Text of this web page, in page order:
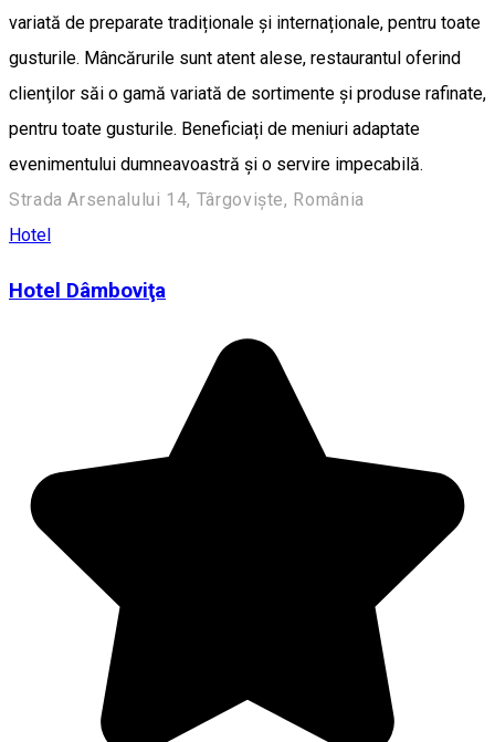
variată de preparate tradiționale și internaționale, pentru toate
gusturile. Mâncărurile sunt atent alese, restaurantul oferind
clienţilor săi o gamă variată de sortimente şi produse rafinate,
pentru toate gusturile. Beneficiați de meniuri adaptate
evenimentului dumneavoastră și o servire impecabilă.
Strada Arsenalului 14, Târgoviște, România
Hotel
Hotel Dâmboviţa